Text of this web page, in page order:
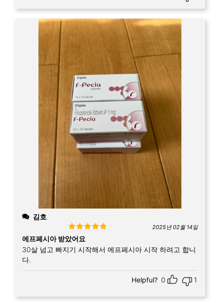
김호
Rated
of 5
2025년 02월 14일
에프페시아 받았어요
30살 넘고 빠지기 시작해서 에프페시아 시작 하려고 합니
다.
Helpful? 0 1